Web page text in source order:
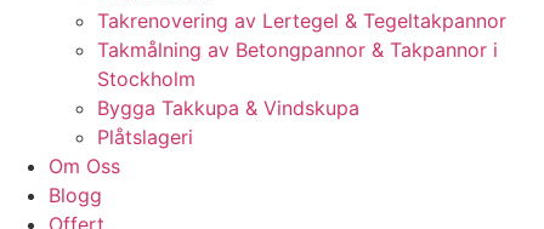
Takrenovering av Lertegel & Tegeltakpannor
Takmålning av Betongpannor & Takpannor i
Stockholm
Bygga Takkupa & Vindskupa
Plåtslageri
Om Oss
Blogg
Offert